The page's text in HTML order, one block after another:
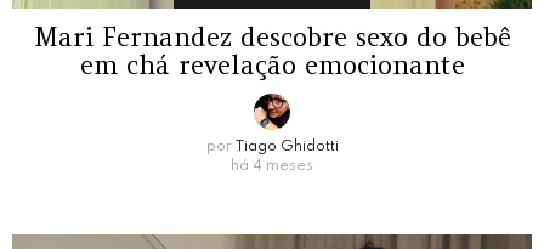
Mari Fernandez descobre sexo do bebê
em chá revelação emocionante
por
Tiago Ghidotti
há 4 meses